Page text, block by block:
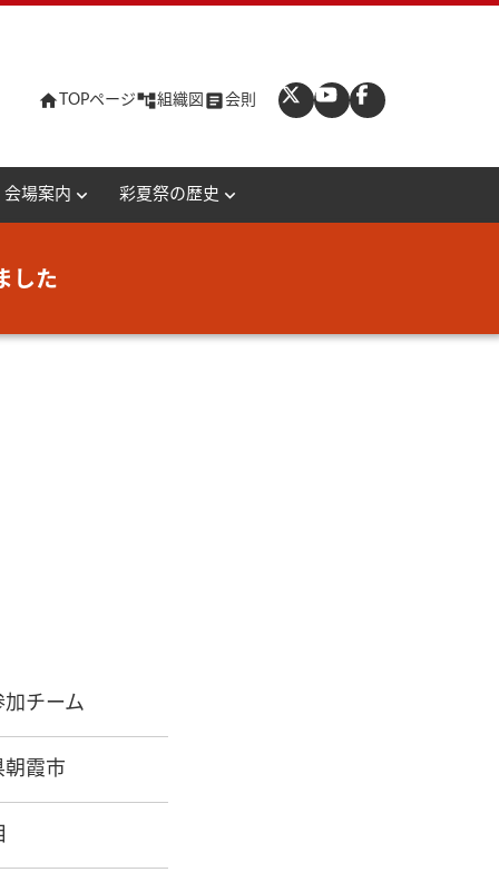
home TOPページaccount_tree組織図 article会則
会場案内 expand_more 彩夏祭の歴史 expand_more
した
加チーム
朝霞市